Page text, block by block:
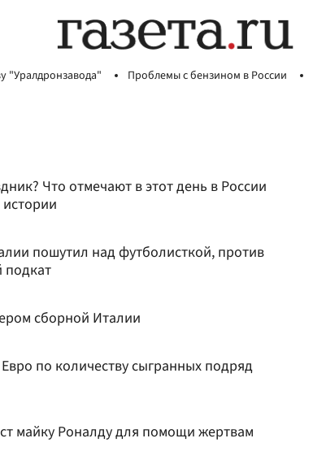
"Уралдронзавода" Проблемы с бензином в России
Что отмечают в этот день в России
пошутил над футболисткой, против
подкат
сборной Италии
по количеству сыгранных подряд
майку Роналду для помощи жертвам